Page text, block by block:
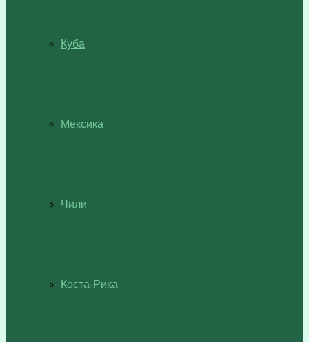
Куба
Мексика
Чили
Коста-Рика